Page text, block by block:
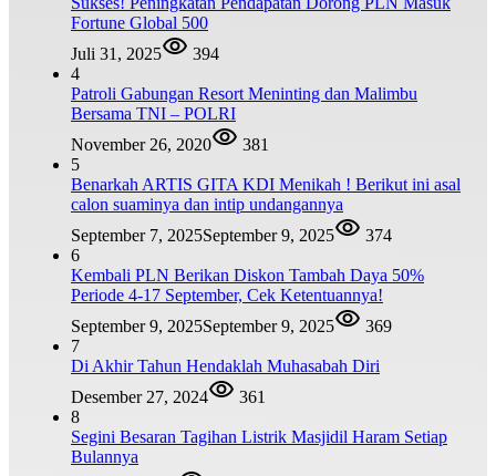
Fortune Global 500
Juli 31, 2025
394
4
Patroli Gabungan Resort Meninting dan Malimbu
Bersama TNI – POLRI
November 26, 2020
381
5
Benarkah ARTIS GITA KDI Menikah ! Berikut ini asal
calon suaminya dan intip undangannya
September 7, 2025September 9, 2025
374
6
Kembali PLN Berikan Diskon Tambah Daya 50%
Periode 4-17 September, Cek Ketentuannya!
September 9, 2025September 9, 2025
369
7
Di Akhir Tahun Hendaklah Muhasabah Diri
Desember 27, 2024
361
8
Segini Besaran Tagihan Listrik Masjidil Haram Setiap
Bulannya